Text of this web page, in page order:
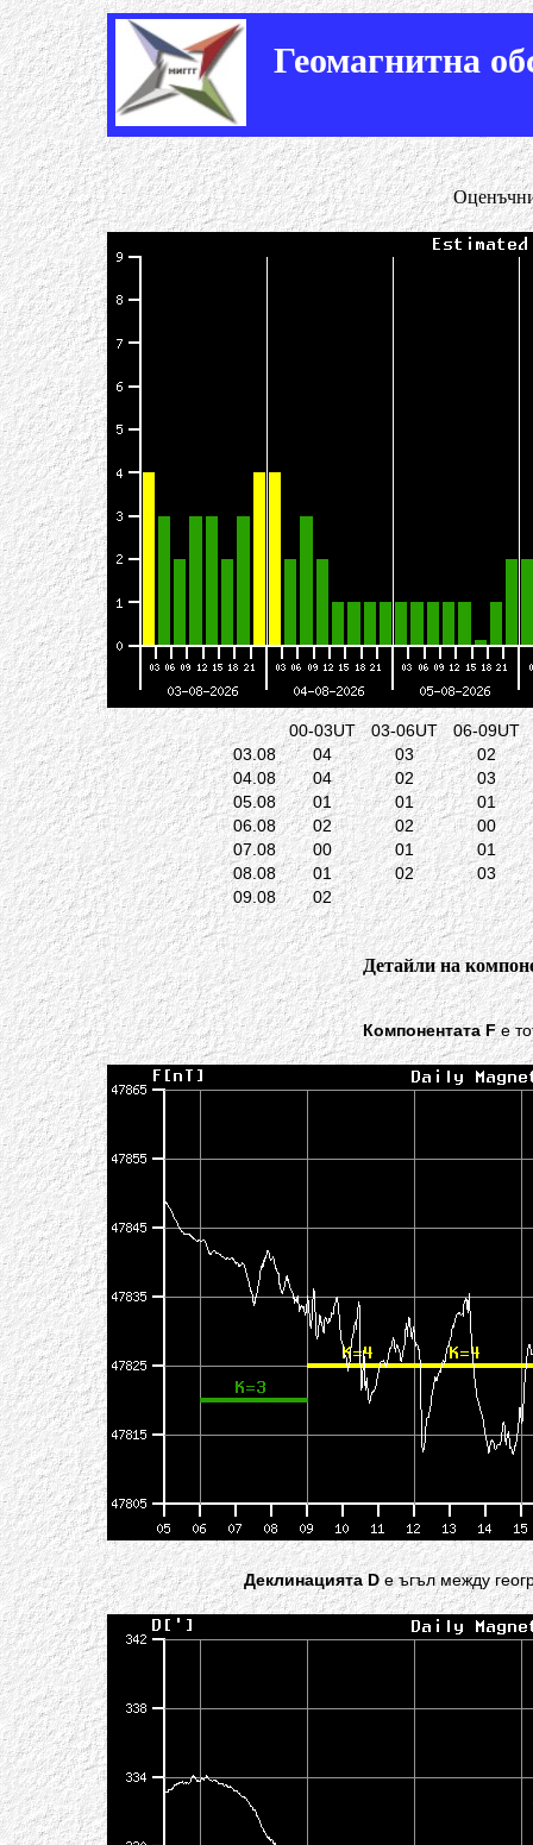
Геомагнитна
00-03UT 03-06UT
06-09UT
03.08
04 03
02
04.08
04 02
03
05.08
01 01
01
06.08
02 02
00
07.08
00 01
01
08.08
01 02
03
09.08
02
Детайли на
Компонентата F е
Деклинацията Dе ъгъл между